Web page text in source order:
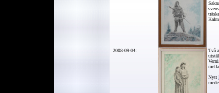
2008-09-04:
Två
Nytt